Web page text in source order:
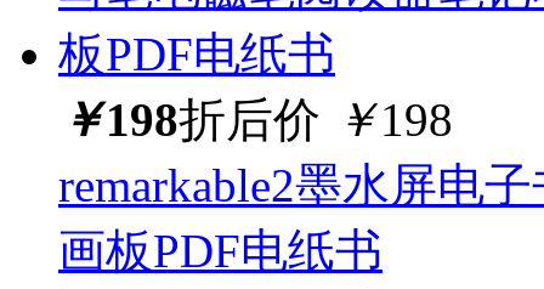
￥198折后价 ￥198
remarkable2墨水屏电
画板PDF电纸书